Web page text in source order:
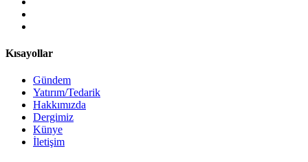
Kısayollar
Gündem
Yatırım/Tedarik
Hakkımızda
Dergimiz
Künye
İletişim